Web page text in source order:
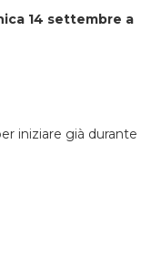
14 settembre a
iniziare già durante